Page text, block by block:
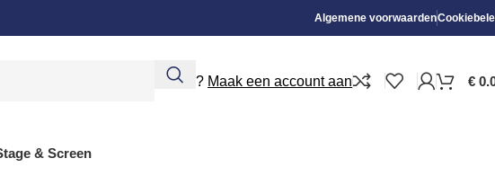
Algemene voorwaarden
Nieuw? Maak een account aan €
& Screen